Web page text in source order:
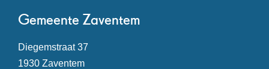
Contact
Gemeente Zaventem
Adres
Diegemstraat 37
,1930 Zaventem